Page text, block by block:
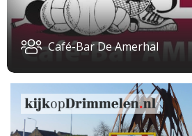
Café-Bar De Amerhal